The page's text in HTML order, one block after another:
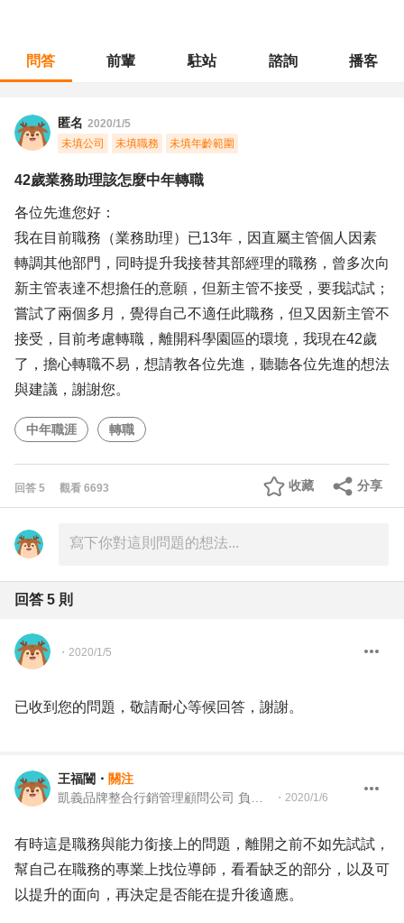
問答 前輩 駐站 諮詢 播客
匿名 2020/1/5
未填公司
未填職務 未填年齡範圍
42歲業務助理該怎麼中年轉職
各位先進您好：
我在目前職務（業務助理）已13年，因直屬主管個人因素
轉調其他部門，同時提升我接替其部經理的職務，曾多次向
新主管表達不想擔任的意願，但新主管不接受，要我試試；
嘗試了兩個多月，覺得自己不適任此職務，但又因新主管不
接受，目前考慮轉職，離開科學園區的環境，我現在42歲
了，擔心轉職不易，想請教各位先進，聽聽各位先進的想法
與建議，謝謝您。
中年職涯 轉職
回答 5 觀看 6693 分享
收藏
回答 5 則
・ 2020/1/5
已收到您的問題，敬請耐心等候回答，謝謝。
王福闓 ・ 關注
・ 2020/1/6
有時這是職務與能力銜接上的問題，離開之前不如先試試，
幫自己在職務的專業上找位導師，看看缺乏的部分，以及可
以提升的面向，再決定是否能在提升後適應。